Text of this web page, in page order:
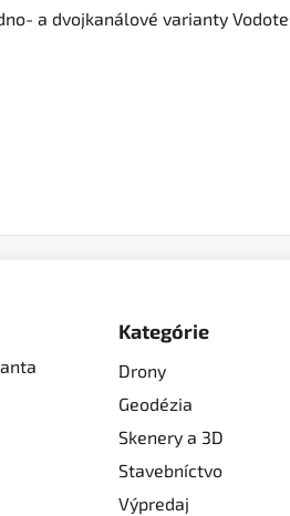
a dvojkanálové varianty
Kategórie
Drony
Geodézia
Skenery a 3D
Stavebníctvo
Výpredaj